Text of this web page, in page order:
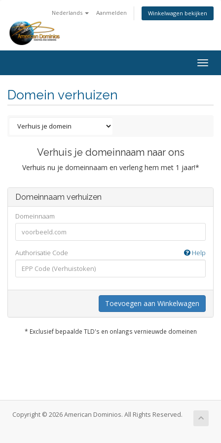
Nederlands Aanmelden Winkelwagen bekijken
Domein verhuizen
Verhuis je domeinnaam naar ons
Verhuis nu je domeinnaam en verleng hem met 1 jaar!*
Domeinnaam verhuizen
Domeinnaam
Authorisatie Code Help
Toevoegen aan Winkelwagen
* Exclusief bepaalde TLD's en onlangs vernieuwde domeinen
Copyright © 2026 American Dominios. All Rights Reserved.